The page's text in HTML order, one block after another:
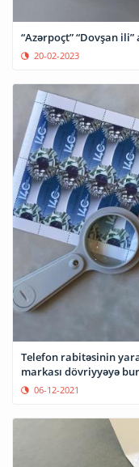
“Azərpoçt” “Dovşan
20-02-2023
Telefon rabitəsinin
markası dövriyyəyə
06-12-2021